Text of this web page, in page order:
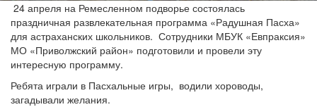
24 апреля на Ремесленном подворье состоялась
праздничная развлекательная программа «Радушная Пасха»
для астраханских школьников. Сотрудники МБУК «Евпраксия»
МО «Приволжский район» подготовили и провели эту
интересную программу.
Ребята играли в Пасхальные игры, водили хороводы,
загадывали желания.